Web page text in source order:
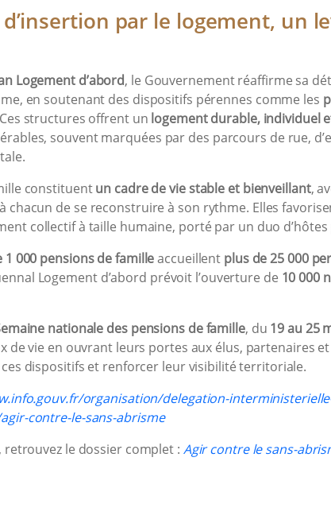
par le logement, un
Logement d’abord, le Gouvernement réaffirme sa
en soutenant des dispositifs pérennes comme les
structures offrent un logement durable, individuel
souvent marquées par des parcours de rue,
constituentun cadre de vie stable et bienveillant,
chacun de se reconstruire à son rythme. Elles
collectif à taille humaine, porté par un duo
1 000 pensions de familleaccueillent plus de 25 000
Logement d’abord prévoit l’ouverture de 10 000
nationale des pensions de famille, du 19 au 25
de vie en ouvrant leurs portes aux élus, partenaires
dispositifs et renforcer leur visibilité territoriale.
organisation/delegation-
contre-le-sans-abrisme
retrouvez le dossier complet : Agir contre le sans-